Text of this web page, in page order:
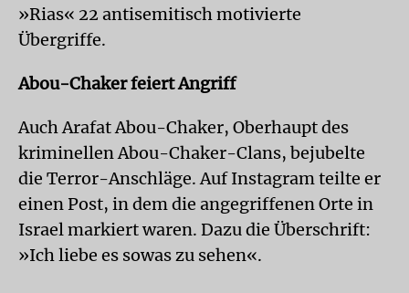
»Rias« 22 antisemitisch motivierte
Übergriffe.
Abou-Chaker feiert Angriff
Auch Arafat Abou-Chaker, Oberhaupt des
kriminellen Abou-Chaker-Clans, bejubelte
die Terror-Anschläge. Auf Instagram teilte er
einen Post, in dem die angegriffenen Orte in
Israel markiert waren. Dazu die Überschrift:
»Ich liebe es sowas zu sehen«.